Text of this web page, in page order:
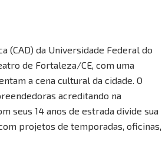
(CAD) da Universidade Federal do
de Fortaleza/CE, com uma
a cena cultural da cidade. O
acreditando na
seus 14 anos de estrada divide sua
projetos de temporadas, oficinas,